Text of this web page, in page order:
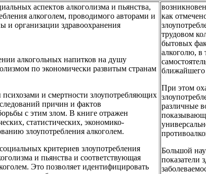
аспектов алкоголизма и пьянства,
алкоголем, проводимого авторами и
и организации здравоохранения
алкогольных напитков на душу
по экономически развитым странам
и смертности злоупотребляющих
причин и фактов
с этим злом. В книге отражен
статистических, экономико-
злоупотребления алкоголем.
критериев злоупотребления
и пьянства и соответствующая
Это позволяет идентифицировать
как
трудовом
бытовых
алкоголю, в
ближайшего
При этом
различные
Большой
показатели